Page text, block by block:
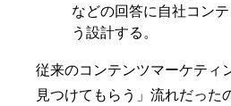
などの回答に自社コン
う設計する。
従来のコンテンツマーケティ
見つけてもらう」流れだった